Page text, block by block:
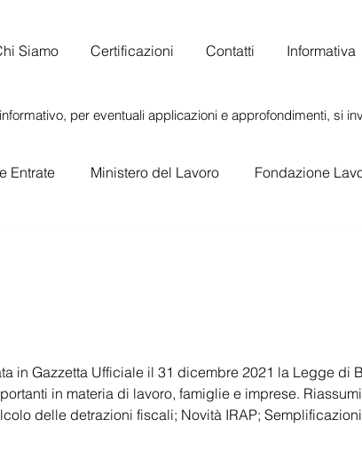
Siamo Certificazioni Contatti Informativa
per eventuali applicazioni e approfondimenti, si
Entrate Ministero del Lavoro Fondazione
Ufficiale il 31 dicembre 2021 la Legge di Bilancio per
in materia di lavoro, famiglie e imprese.
delle detrazioni fiscali; Novità IRAP; Semplificazioni